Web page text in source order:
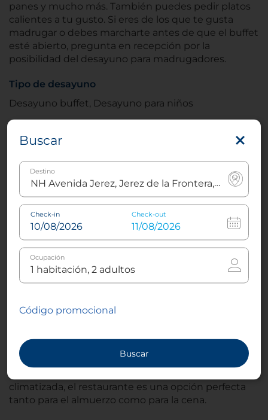
panes y mucho más. También puedes pedir platos
calientes a tu gusto. Si eres de los que te gusta
madrugar o debes marcharte antes de que el buffet
esté abierto, pregunta en recepción por la
posibilidad del desayuno para madrugadores.
Tipo de desayuno
Desayuno buffet, Desayuno para niños
El restaurante ofrece una innovadora versión de la
como el atún de almadraba y la carne de retinto, en
un espacio cómodo y lleno de luz.
climatizada, el restaurante es una opción perfecta
tanto para el almuerzo como para la cena.
Buscar
Destino
Check-in Check-out
Ocupación
Código promocional
Buscar